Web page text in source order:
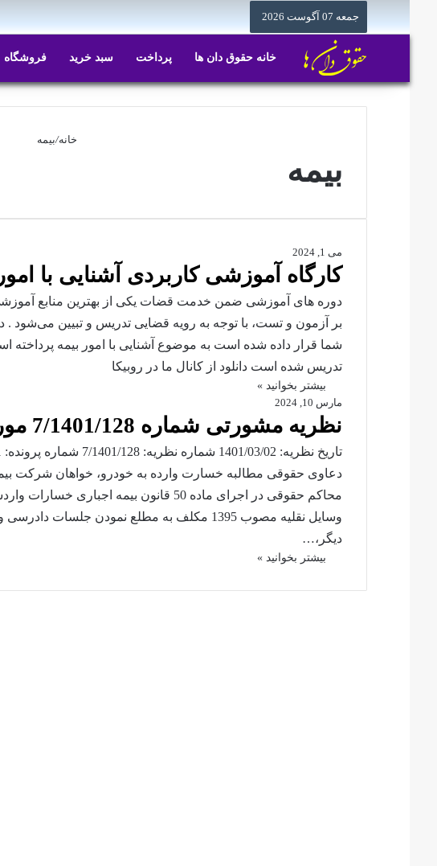
جمعه 07 آگوست 2026
خانه حقوق دان ها پرداخت سبد خرید فروشگاه
خانه/بیمه
بیمه
می 1, 2024
کارگاه آموزشی کاربردی آشنایی با
دوره های آموزشی ضمن خدمت قضات یکی از بهترین منابع
بر آزمون و تست، با توجه به رویه قضایی تدریس و تبیین می‌شود
شما قرار داده شده است به موضوع آشنایی با امور بیمه پرداخته
تدریس شده است دانلود از کانال ما در روبیکا
بیشتر بخوانید »
مارس 10, 2024
نظریه مشورتی شماره 7/1401/128 مورخ 1401/03/02
دعاوی حقوقی مطالبه خسارت وارده به خودرو، خواهان شرکت بیمه
محاکم حقوقی در اجرای ماده 50 قانون بیمه
وسایل نقلیه مصوب 1395 مکلف به مطلع نمودن
دیگر،…
بیشتر بخوانید »